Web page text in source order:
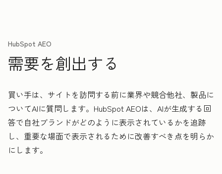
HubSpot AEO
需要を創出する
買い手は、サイトを訪問する前に業界や競合他社、製品に
ついてAIに質問します。HubSpot AEOは、AIが生成する回
答で自社ブランドがどのように表示されているかを追跡
し、重要な場面で表示されるために改善すべき点を明らか
にします。